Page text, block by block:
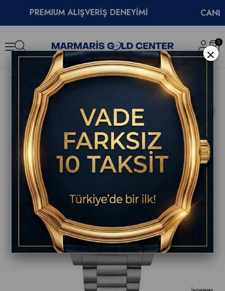
PREMIUM ALIŞVERİŞ DENEYİMİ CANLI
0
Tissot PR516 40mm Erkek Saati T149.417.11.011.00
ÜRÜN
×